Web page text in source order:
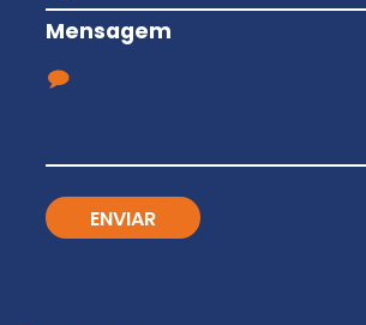
Mensagem